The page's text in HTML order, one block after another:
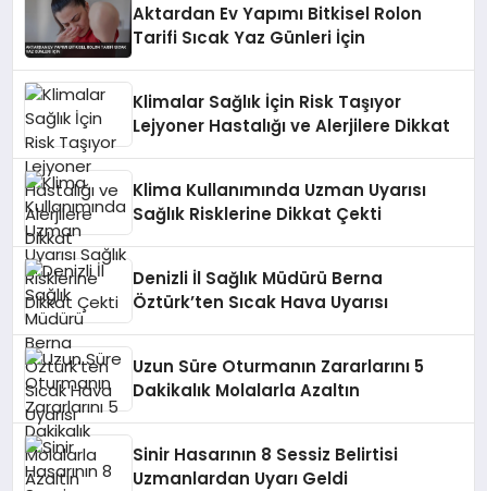
Aktardan Ev Yapımı Bitkisel Rolon
Tarifi Sıcak Yaz Günleri İçin
Klimalar Sağlık İçin Risk Taşıyor
Lejyoner Hastalığı ve Alerjilere Dikkat
Klima Kullanımında Uzman Uyarısı
Sağlık Risklerine Dikkat Çekti
Denizli İl Sağlık Müdürü Berna
Öztürk’ten Sıcak Hava Uyarısı
Uzun Süre Oturmanın Zararlarını 5
Dakikalık Molalarla Azaltın
Sinir Hasarının 8 Sessiz Belirtisi
Uzmanlardan Uyarı Geldi